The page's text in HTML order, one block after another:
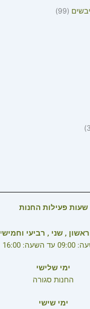
99
שעות פעילות החנות
, שני , רביעי וחמישי
השעה: 16:00
ימי שלישי
החנות סגורה
ימי שישי